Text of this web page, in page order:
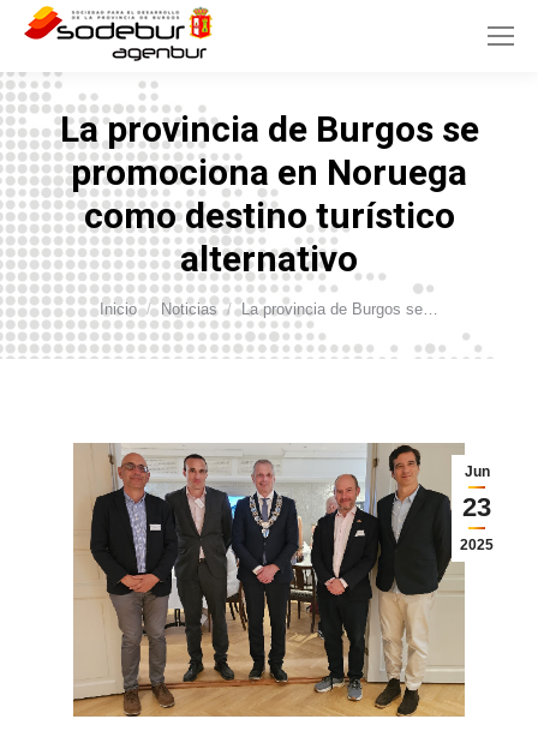
La provincia de Burgos se
promociona en Noruega
como destino turístico
alternativo
Estás aquí:
Inicio Noticias La provincia de Burgos se…
Jun
23
2025